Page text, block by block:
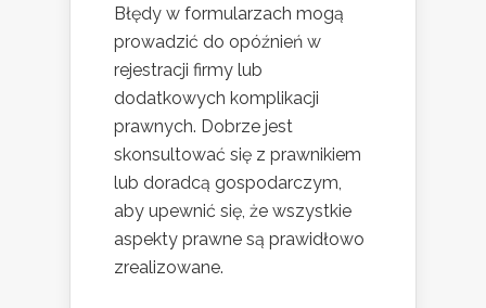
Błędy w formularzach mogą
prowadzić do opóźnień w
rejestracji firmy lub
dodatkowych komplikacji
prawnych. Dobrze jest
skonsultować się z prawnikiem
lub doradcą gospodarczym,
aby upewnić się, że wszystkie
aspekty prawne są prawidłowo
zrealizowane.